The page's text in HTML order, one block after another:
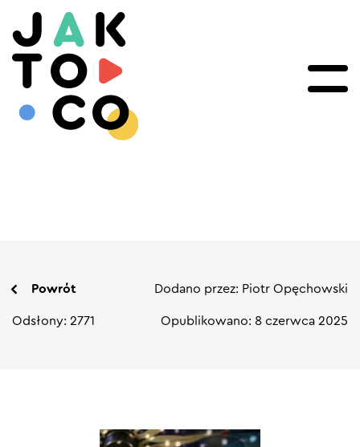
Powrót Dodano przez: Piotr Opęchowski
Odsłony: 2771 Opublikowano: 8 czerwca 2025